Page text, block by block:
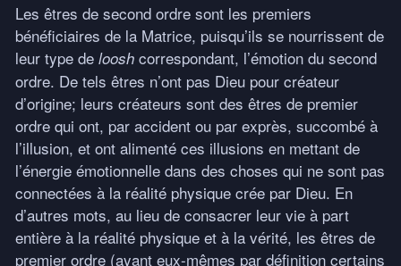
Les êtres de second ordre sont les premiers
bénéficiaires de la Matrice, puisqu’ils se nourrissent de
leur type de loosh correspondant, l’émotion du second
ordre. De tels êtres n’ont pas Dieu pour créateur
d’origine; leurs créateurs sont des êtres de premier
ordre qui ont, par accident ou par exprès, succombé à
l’illusion, et ont alimenté ces illusions en mettant de
l’énergie émotionnelle dans des choses qui ne sont pas
connectées à la réalité physique crée par Dieu. En
d’autres mots, au lieu de consacrer leur vie à part
entière à la réalité physique et à la vérité, les êtres de
premier ordre (ayant eux-mêmes par définition certains